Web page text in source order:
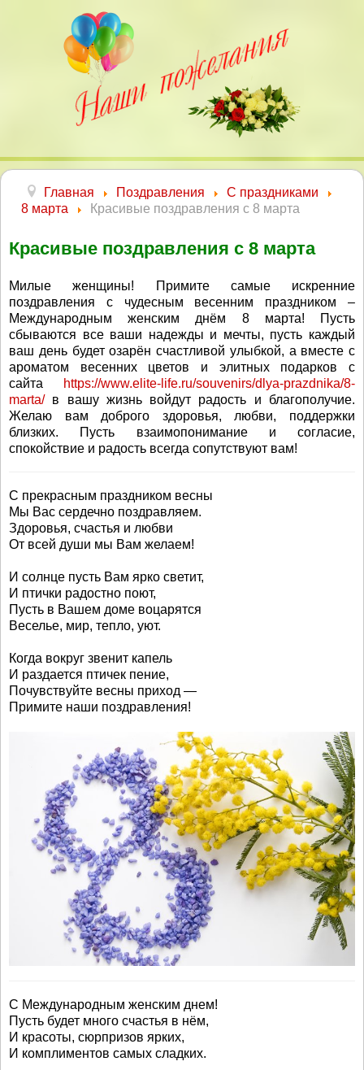
Главная Поздравления
С праздниками
8 марта
Красивые поздравления с 8 марта
Красивые поздравления с 8 марта
Милые женщины! Примите самые искренние
поздравления с чудесным весенним праздником –
Международным женским днём 8 марта! Пусть
сбываются все ваши надежды и мечты, пусть каждый
ваш день будет озарён счастливой улыбкой, а вместе с
ароматом весенних цветов и элитных подарков с
сайта
https://www.elite-life.ru/souvenirs/dlya-prazdnika/8-
marta/в вашу жизнь войдут радость и благополучие.
Желаю вам доброго здоровья, любви, поддержки
близких. Пусть взаимопонимание и согласие,
спокойствие и радость всегда сопутствуют вам!
С прекрасным праздником весны
Мы Вас сердечно поздравляем.
Здоровья, счастья и любви
От всей души мы Вам желаем!
И солнце пусть Вам ярко светит,
И птички радостно поют,
Пусть в Вашем доме воцарятся
Веселье, мир, тепло, уют.
Когда вокруг звенит капель
И раздается птичек пение,
Почувствуйте весны приход —
Примите наши поздравления!
С Международным женским днем!
Пусть будет много счастья в нём,
И красоты, сюрпризов ярких,
И комплиментов самых сладких.